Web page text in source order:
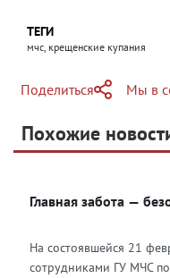
ТЕГИ
мчс, крещенские купания
Поделиться
Telegram
Одноклассники
Мы в
Похожие
Главная забота —
На состоявшейся 21
сотрудниками ГУ МЧС